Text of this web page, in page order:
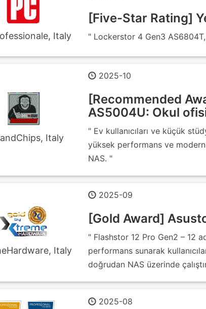
Italy
[Five-Star Rating]
" Lockerstor 4 Gen3
Italy
2025-10
[Recommended
AS5004U: Okul
" Ev kullanıcıları ve küçük
yüksek performans ve
NAS. "
Italy
2025-09
[Gold Award]
" Flashstor 12 Pro Gen2 – 12
performans sunarak
doğrudan NAS üzerinde
2025-08